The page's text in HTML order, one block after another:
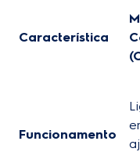
Característica
Funcionamento